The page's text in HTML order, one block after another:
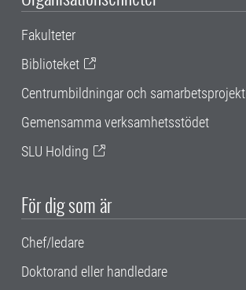
Fakulteter
Biblioteket
Centrumbildningar och samarbetsprojekt
Gemensamma verksamhetsstödet
SLU Holding
För dig som är
Chef/ledare
Doktorand eller handledare